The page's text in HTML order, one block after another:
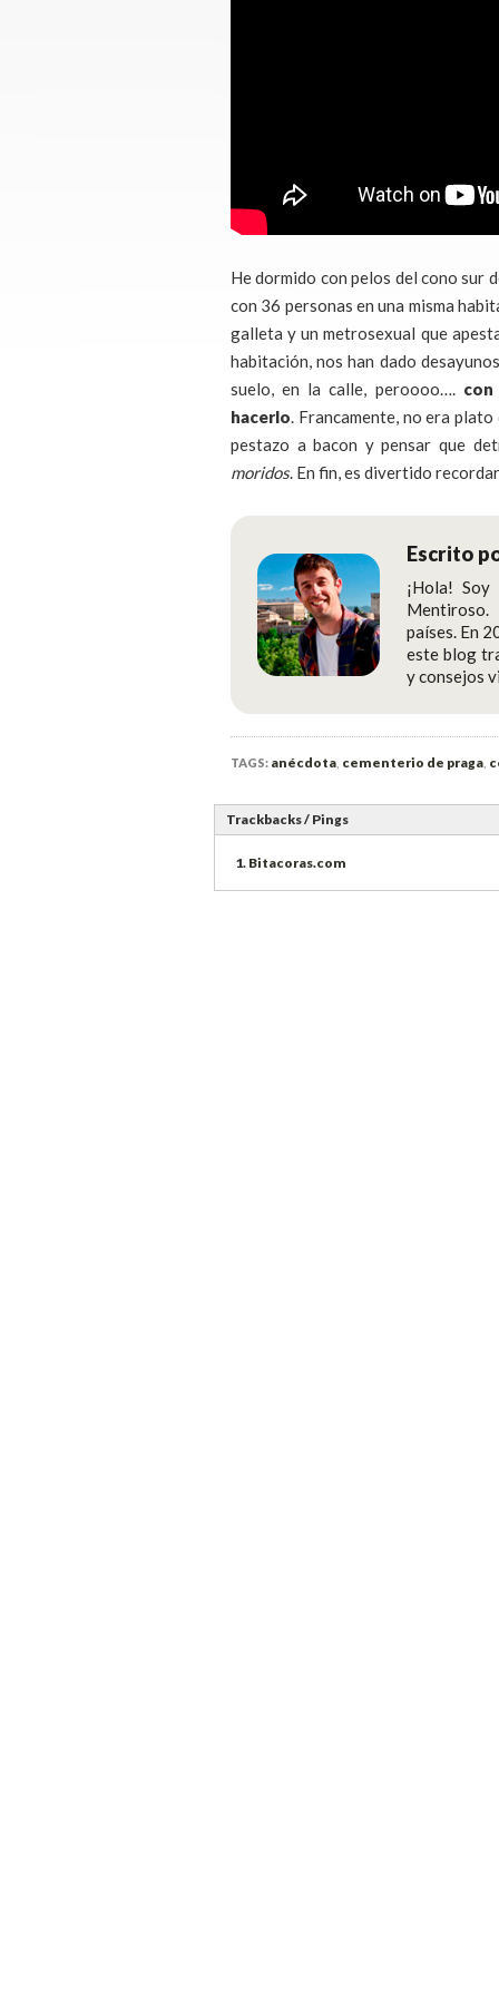
He dormido con pelos del cono sur
con 36 personas en una misma
galleta y un metrosexual que
habitación, nos han dado
suelo, en la calle, peroooo….
hacerlo . Francamente, no era
pestazo a bacon y pensar que
moridos. En fin, es divertido
Escrito
¡Hola!
Mentiroso.
países. En
este blog
y consejos
TAGS: anécdota cementerio de praga
Trackbacks / Pings
Bitacoras.com